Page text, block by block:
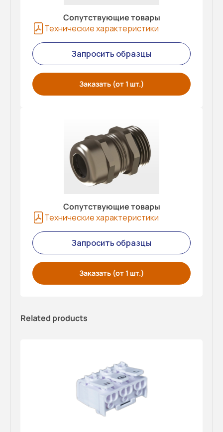
Сопутствующие товары
Технические характеристики
Запросить образцы
Заказать (от 1 шт.)
Сопутствующие товары
Технические характеристики
Запросить образцы
Заказать (от 1 шт.)
Related products